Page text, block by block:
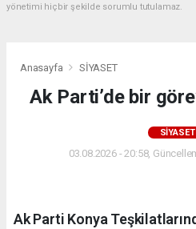
yönetimi hiçbir şekilde sorumlu tutulamaz.
Anasayfa SİYASET
Ak Parti’de bir
SİYASET
03.08.2026 - 20:58,
Ak Parti Konya